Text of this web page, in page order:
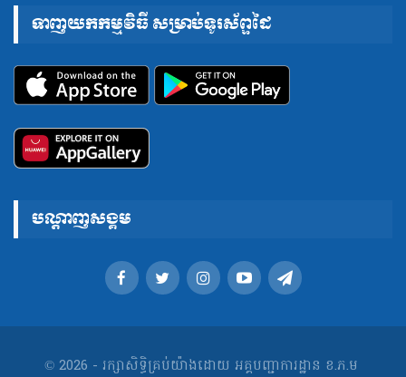
ទាញយកកម្មវិធី សម្រាប់ទូរស័ព្ទដៃ
បណ្តាញសង្គម
© 2026 - រក្សាសិទ្ធិគ្រប់យ៉ាងដោយ អគ្គបញ្ជាការដ្ឋាន ខ.ភ.ម